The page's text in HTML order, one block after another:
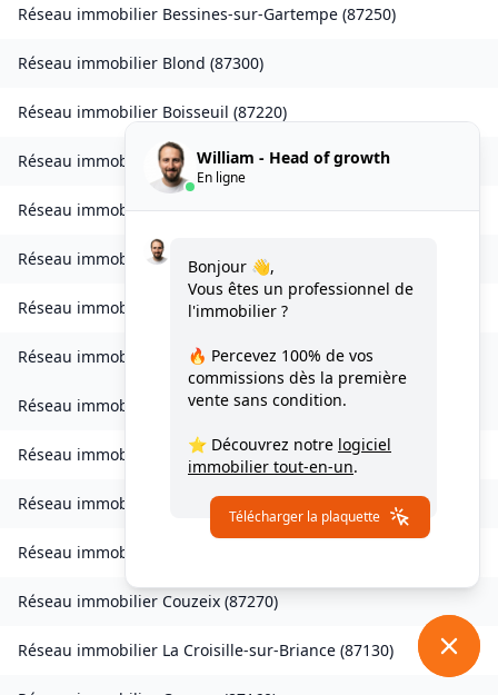
Réseau immobilier Bessines-sur-Gartempe (87250)
Réseau immobilier Blond (87300)
Réseau immobilier Boisseuil (87220)
Réseau immobilierBonnac-la-Côte(87270)
Réseau immobilierLe Buis(87140)
Réseau immobilierBujaleuf(87460
Réseau immobilier Bussière-Galant (
Réseau immobilier Val-d'Oire-et-Gartempe( 87320
Réseau immobilier Val-d'Oire-et-Gartempe(87330
Réseau immobilier Châteauponsac(87290)
Réseau immobilier Cognac-la-Forêt
Réseau immobilier
Réseau immobilier Couzeix (87270)
Réseau immobilier La Croisille-sur-Briance (87130)
William - Head of growth
En ligne
Bonjour 👋,
Vous êtes un professionnel de
l'immobilier ?
🔥 Percevez 100% de vos
commissions dès la première
vente sans condition.
⭐ Découvrez notre logiciel
immobilier tout-en-un.
Télécharger la plaquette